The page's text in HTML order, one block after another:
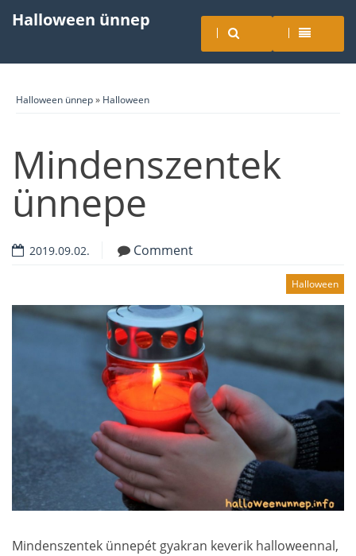
Halloween ünnep
Halloween ünnep» Halloween
Mindenszentek
ünnepe
2019.09.02. Comment
Halloween
Mindenszentek ünnepét gyakran keverik halloweennal,